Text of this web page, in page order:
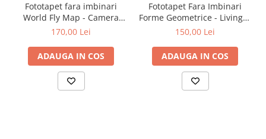
Fototapet fara imbinari
World Fly Map - Camera
Copilului
170,00 Lei
ADAUGA IN COS
Fototapet Fara Imbinari
Forme Geometrice - Living &
Dormitor
150,00 Lei
ADAUGA IN COS